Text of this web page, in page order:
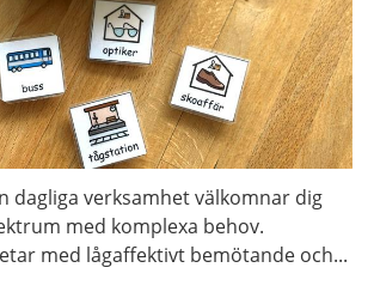
dagliga verksamhet välkomnar dig
med komplexa behov.
med lågaffektivt bemötande och...